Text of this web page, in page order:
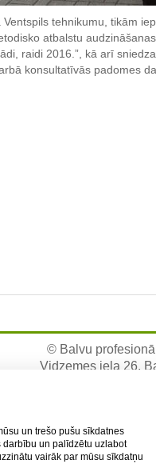
tehnikumu, tikām
atbalstu
raidi 2016.”, kā arī
konsultatīvās padomes
© Balvu
Vidzemes iela 26,
un trešo pušu sīkdatnes
darbību un palīdzētu uzlabot
vairāk par mūsu sīkdatņu